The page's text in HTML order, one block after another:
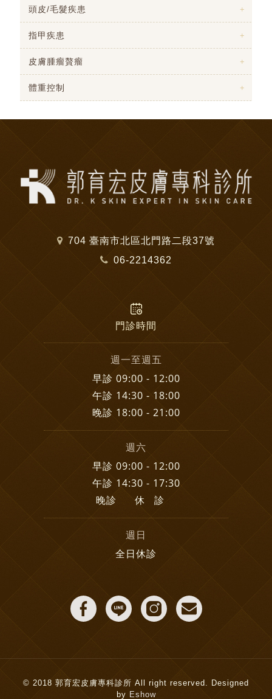
頭皮/毛髮疾患
指甲疾患
皮膚腫瘤贅瘤
體重控制
704 臺南市北區北門路二段37號
06-2214362
門診時間
週一至週五
早診 09:00 - 12:00
午診 14:30 - 18:00
晚診 18:00 - 21:00
週六
早診 09:00 - 12:00
午診 14:30 - 17:30
晚診 休 診
週日
全日休診
© 2018 郭育宏皮膚專科診所 All right reserved. Designed
by Eshow